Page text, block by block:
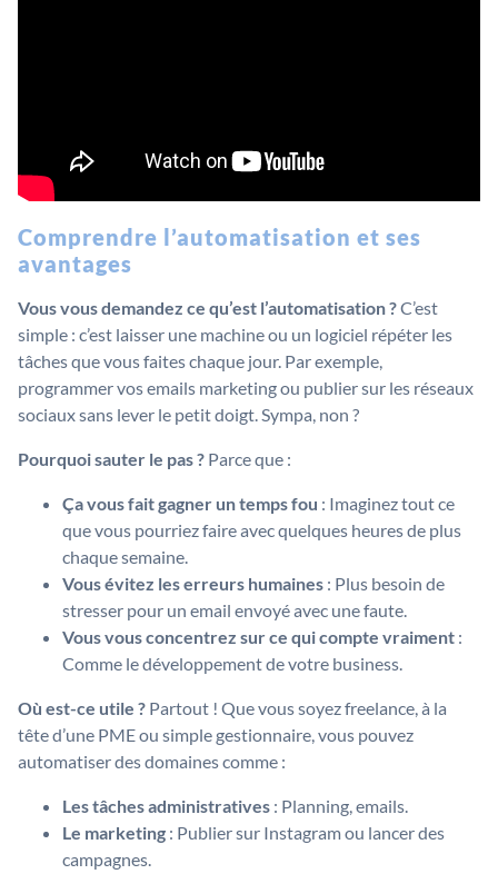
Comprendre l’automatisation et ses
avantages
Vous vous demandez ce qu’est l’automatisation ?C’est
simple : c’est laisser une machine ou un logiciel répéter les
tâches que vous faites chaque jour. Par exemple,
programmer vos emails marketing ou publier sur les réseaux
sociaux sans lever le petit doigt. Sympa, non ?
Pourquoi sauter le pas ? Parce que :
Ça vous fait gagner un temps fou : Imaginez tout ce
que vous pourriez faire avec quelques heures de plus
chaque semaine.
Vous évitez les erreurs humaines : Plus besoin de
stresser pour un email envoyé avec une faute.
Vous vous concentrez sur ce qui compte vraiment :
Comme le développement de votre business.
Où est-ce utile ? Partout ! Que vous soyez freelance, à la
tête d’une PME ou simple gestionnaire, vous pouvez
automatiser des domaines comme :
Les tâches administratives : Planning, emails.
Le marketing : Publier sur Instagram ou lancer des
campagnes.